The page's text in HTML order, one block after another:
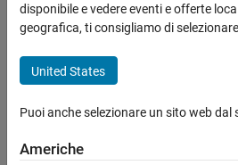
Stato
disponibile e vedere eventi e offerte
geografica, ti consigliamo di
United States
Puoi anche selezionare un sito web dal
Americhe